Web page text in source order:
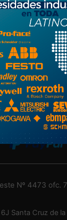
Aquí
Nº 4473 ofc.
Santa Cruz de